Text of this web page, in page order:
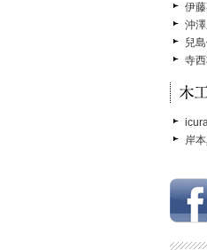
伊
沖
兒
寺
岸